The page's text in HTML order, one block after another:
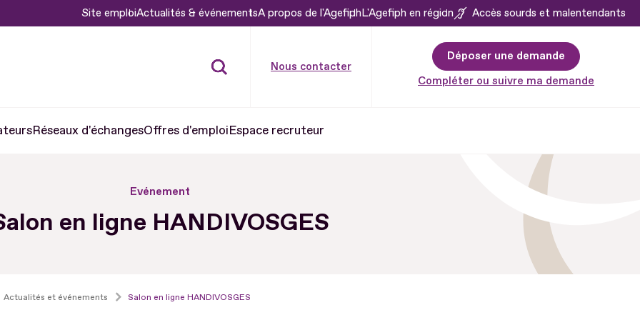
Site emploiActualités & événementsA propos de l'AgefiphL'Agefiph en région Accès sourds et malentendants
Nous contacter
Déposer une demande
Compléter ou suivre ma demande
Réseaux d'échangesOffres d'emploiEspace recruteur
Evénement
en ligne HANDIVOSGES
Actualités et événements Salon en ligne HANDIVOSGES